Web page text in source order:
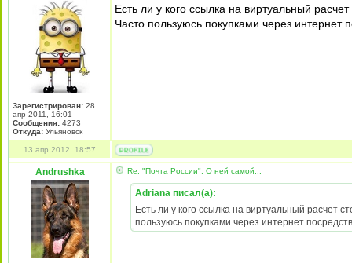
Зарегистрирован: 28
апр 2011, 16:01
Сообщения: 4273
Откуда: Ульяновск
Есть ли у кого ссылка на виртуальный
Часто пользуюсь покупками через
13 апр 2012, 18:57
Andrushka Re: "Почта России". О ней самой...
Adriana писал(а):
Есть ли у кого ссылка на виртуальный расчет
пользуюсь покупками через интернет